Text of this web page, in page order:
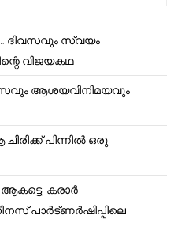
ദിവസവും സ്വയം
വിജയകഥ
ആശയവിനിമയവും
പിന്നിൽ ഒരു
കരാർ
പാർട്ണർഷിപ്പിലെ